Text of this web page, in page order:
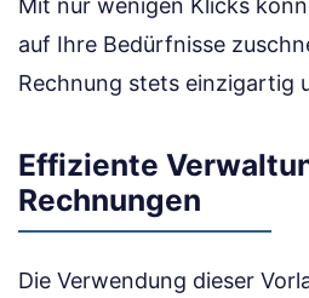
Mit nur wenigen Klicks
auf Ihre Bedürfnisse
Rechnung stets einzigartig
Effiziente
Rechnungen
Die Verwendung dieser